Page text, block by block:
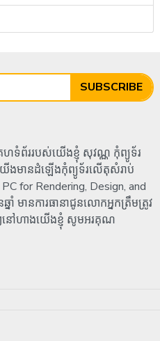
SUBSCRIBE
ព័ររបស់យើងខ្ញុំ សុវណ្ណ កុំព្យូទ័រ
ងមានដំឡើងកុំព្យូទ័រលើតុសំរាប់
for Rendering, Design, and
មានការធានាជូនលោកអ្នកត្រឹមត្រូវ
ៅហាងយើងខ្ញុំ សូមអរគុណ